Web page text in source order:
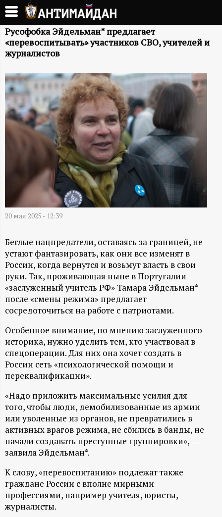
Перейти
основному
содержанию
А
Н
Т
И
М
Й
Д
А
Н
-
и
н
ф
о
р
м
а
ц
и
о
Русофобка Эйдельман* предлагает
«перевоспитывать» участников СВО, учителей и
журналистов
20 мая 2025 - 12:39
Беглые нацпредатели, оставаясь за границей, не
устают фантазировать, как они все изменят в
России, когда вернутся и возьмут власть в свои
руки. Так, проживающая ныне в Португалии
«заслуженный учитель РФ» Тамара Эйдельман*
после «смены режима» предлагает
сосредоточиться на работе с патриотами.
Особенное внимание, по мнению заслуженного
историка, нужно уделить тем, кто участвовал в
спецоперации. Для них она хочет создать в
России сеть «психологической помощи и
переквалификации».
«Надо приложить максимальные усилия для
того, чтобы люди, демобилизованные из армии
или уволенные из органов, не превратились в
активных врагов режима, не сбились в банды, не
начали создавать преступные группировки», —
заявила Эйдельман*.
К слову, «перевоспитанию» подлежат также
граждане России с вполне мирными
профессиями, например учителя, юристы,
журналисты.